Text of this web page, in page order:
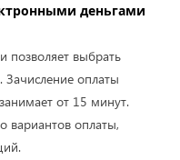
деньгами
позволяет выбрать
Зачисление оплаты
от 15 минут.
вариантов оплаты,